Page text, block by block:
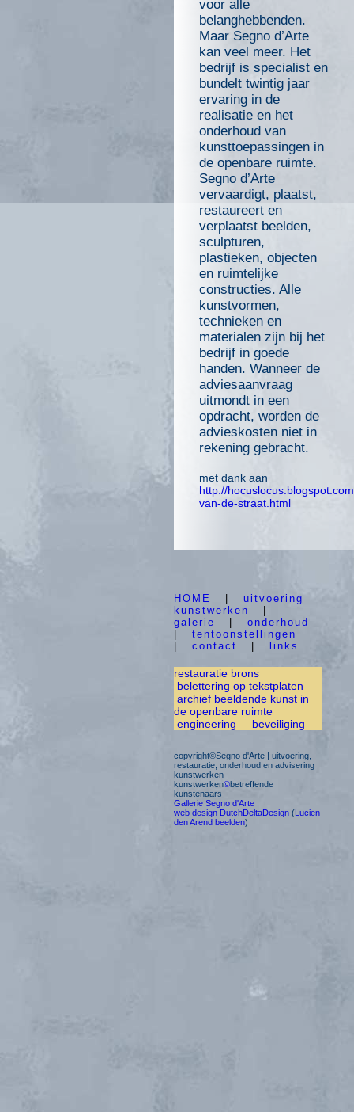
voor alle
belanghebbenden.
Maar Segno d’Arte
kan veel meer. Het
bedrijf is specialist en
bundelt twintig jaar
ervaring in de
realisatie en het
onderhoud van
kunsttoepassingen in
de openbare ruimte.
Segno d’Arte
vervaardigt, plaatst,
restaureert en
verplaatst beelden,
sculpturen,
plastieken, objecten
en ruimtelijke
constructies. Alle
kunstvormen,
technieken en
materialen zijn bij het
bedrijf in goede
handen. Wanneer de
adviesaanvraag
uitmondt in een
opdracht, worden de
advieskosten niet in
rekening gebracht.
met dank aan
http://
van-de-straat.html
HOME
uitvoering
kunstwerken
galerie
onderhoud
tentoonstellingen
contact links
restauratie brons
belettering op tekstplaten
archief beeldende kunst in
de openbare ruimte
engineering
beveiliging
copyright©Segno d'Arte | uitvoering,
restauratie, onderhoud en advisering
kunstwerken
kunstwerken©betreffende
kunstenaars
Gallerie Segno d'Arte
web design DutchDeltaDesign ( Lucien
den Arend beelden)